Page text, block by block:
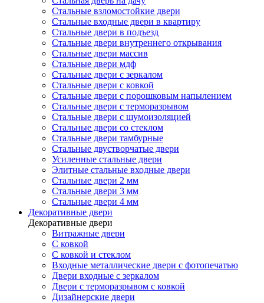
Стальные взломостойкие двери
Стальные входные двери в квартиру
Стальные двери в подъезд
Стальные двери внутреннего открывания
Стальные двери массив
Стальные двери мдф
Стальные двери с зеркалом
Стальные двери с ковкой
Стальные двери с порошковым напылением
Стальные двери с терморазрывом
Стальные двери с шумоизоляцией
Стальные двери со стеклом
Стальные двери тамбурные
Стальные двустворчатые двери
Усиленные стальные двери
Элитные стальные входные двери
Стальные двери 2 мм
Стальные двери 3 мм
Стальные двери 4 мм
Декоративные двери
Декоративные двери
Витражные двери
С ковкой
С ковкой и стеклом
Входные металлические двери с фотопечатью
Двери входные с зеркалом
Двери с терморазрывом с ковкой
Дизайнерские двери